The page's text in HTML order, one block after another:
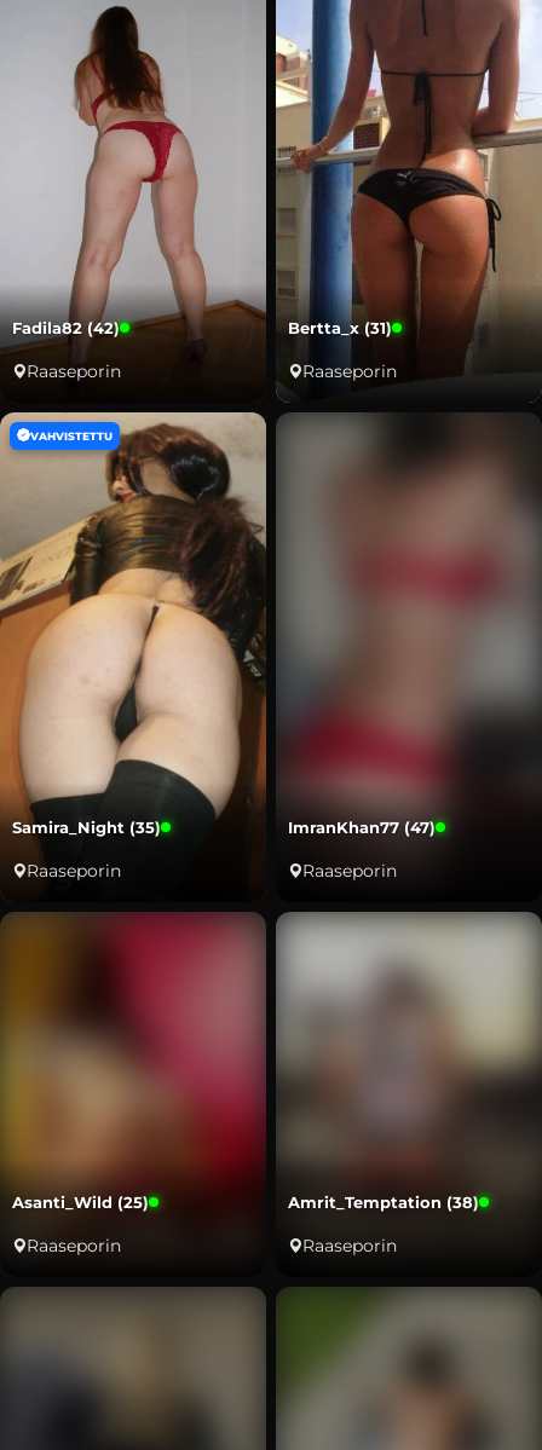
Fadila82 (42)
Raaseporin
Bertta_x (31)
Raaseporin
VAHVISTETTU
Samira_Night (35)
Raaseporin
ImranKhan77 (47)
Raaseporin
Asanti_Wild (25)
Raaseporin
Amrit_Temptation (38)
Raaseporin